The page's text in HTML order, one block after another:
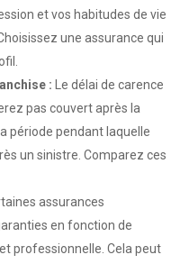
et vos habitudes de vie
une assurance qui
: Le délai de carence
pas couvert après la
période pendant laquelle
un sinistre. Comparez ces
assurances
en fonction de
professionnelle. Cela peut